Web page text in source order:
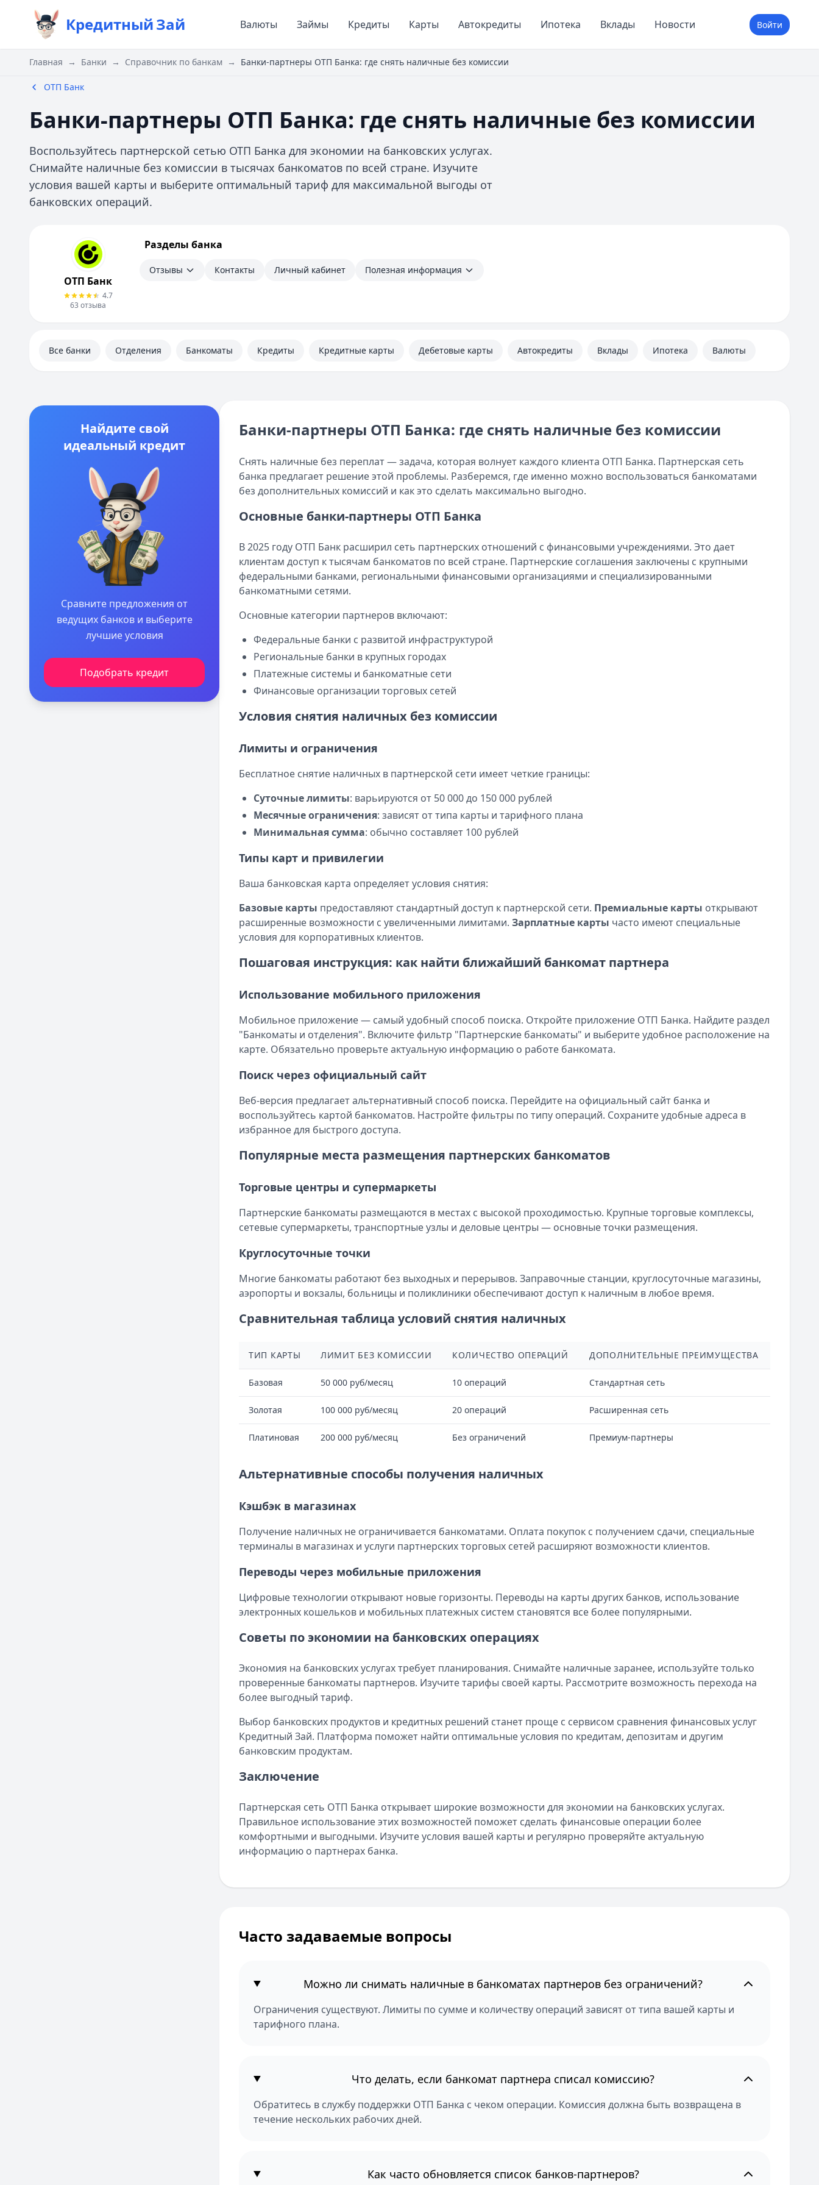
КредитныйЗай Валюты Займы Кредиты Карты Автокредиты Ипотека Вклады Новости Войти
Главная → Банки → Справочник по банкам → Банки-партнеры ОТП Банка: где снять наличные без комиссии
ОТП Банк
Банки-партнеры ОТП Банка: где снять наличные без комиссии
Воспользуйтесь партнерской сетью ОТП Банка для экономии на банковских услугах.
Снимайте наличные без комиссии в тысячах банкоматов по всей стране. Изучите
условия вашей карты и выберите оптимальный тариф для максимальной выгоды от
банковских операций.
Личный кабинет
Полезная информация
ОТП Банк
4.7
63 отзыва
Разделы банка
Отзывы Контакты Личный кабинет Полезная информация
Все банки Отделения Банкоматы Кредиты Кредитные карты Дебетовые карты Автокредиты Вклады Ипотека Валюты
Найдите свой
идеальный кредит
Сравните предложения от
ведущих банков и выберите
лучшие условия
Подобрать кредит
Банки-партнеры ОТП Банка: где снять наличные без комиссии
Снять наличные без переплат — задача, которая волнует каждого клиента ОТП Банка. Партнерская сеть
банка предлагает решение этой проблемы. Разберемся, где именно можно воспользоваться банкоматами
без дополнительных комиссий и как это сделать максимально выгодно.
Основные банки-партнеры ОТП Банка
В 2025 году ОТП Банк расширил сеть партнерских отношений с финансовыми учреждениями. Это дает
клиентам доступ к тысячам банкоматов по всей стране. Партнерские соглашения заключены с крупными
федеральными банками, региональными финансовыми организациями и специализированными
банкоматными сетями.
Основные категории партнеров включают:
Федеральные банки с развитой инфраструктурой
Региональные банки в крупных городах
Платежные системы и банкоматные сети
Финансовые организации торговых сетей
Условия снятия наличных без комиссии
Лимиты и ограничения
Бесплатное снятие наличных в партнерской сети имеет четкие границы:
Суточные лимиты: варьируются от 50 000 до 150 000 рублей
Месячные ограничения: зависят от типа карты и тарифного плана
Минимальная сумма: обычно составляет 100 рублей
Типы карт и привилегии
Ваша банковская карта определяет условия снятия:
Базовые карты предоставляют стандартный доступ к партнерской сети. Премиальные карты открывают
расширенные возможности с увеличенными лимитами. Зарплатные карты часто имеют специальные
условия для корпоративных клиентов.
Пошаговая инструкция: как найти ближайший банкомат партнера
Использование мобильного приложения
Мобильное приложение — самый удобный способ поиска. Откройте приложение ОТП Банка. Найдите раздел
"Банкоматы и отделения". Включите фильтр "Партнерские банкоматы" и выберите удобное расположение на
карте. Обязательно проверьте актуальную информацию о работе банкомата.
Поиск через официальный сайт
Веб-версия предлагает альтернативный способ поиска. Перейдите на официальный сайт банка и
воспользуйтесь картой банкоматов. Настройте фильтры по типу операций. Сохраните удобные адреса в
избранное для быстрого доступа.
Популярные места размещения партнерских банкоматов
Торговые центры и супермаркеты
Партнерские банкоматы размещаются в местах с высокой проходимостью. Крупные торговые комплексы,
сетевые супермаркеты, транспортные узлы и деловые центры — основные точки размещения.
Круглосуточные точки
Многие банкоматы работают без выходных и перерывов. Заправочные станции, круглосуточные магазины,
аэропорты и вокзалы, больницы и поликлиники обеспечивают доступ к наличным в любое время.
Сравнительная таблица условий снятия наличных
ТИП КАРТЫ ЛИМИТ БЕЗ КОМИССИИ КОЛИЧЕСТВО ОПЕРАЦИЙ ДОПОЛНИТЕЛЬНЫЕ ПРЕИМУЩЕСТВА
Базовая 50 000 руб/месяц 10 операций Стандартная сеть
Золотая 100 000 руб/месяц 20 операций Расширенная сеть
Платиновая 200 000 руб/месяц Без ограничений Премиум-партнеры
Альтернативные способы получения наличных
Кэшбэк в магазинах
Получение наличных не ограничивается банкоматами. Оплата покупок с получением сдачи, специальные
терминалы в магазинах и услуги партнерских торговых сетей расширяют возможности клиентов.
Переводы через мобильные приложения
Цифровые технологии открывают новые горизонты. Переводы на карты других банков, использование
электронных кошельков и мобильных платежных систем становятся все более популярными.
Советы по экономии на банковских операциях
Экономия на банковских услугах требует планирования. Снимайте наличные заранее, используйте только
проверенные банкоматы партнеров. Изучите тарифы своей карты. Рассмотрите возможность перехода на
более выгодный тариф.
Выбор банковских продуктов и кредитных решений станет проще с сервисом сравнения финансовых услуг
Кредитный Зай. Платформа поможет найти оптимальные условия по кредитам, депозитам и другим
банковским продуктам.
Заключение
Партнерская сеть ОТП Банка открывает широкие возможности для экономии на банковских услугах.
Правильное использование этих возможностей поможет сделать финансовые операции более
комфортными и выгодными. Изучите условия вашей карты и регулярно проверяйте актуальную
информацию о партнерах банка.
Часто задаваемые вопросы
Можно ли снимать наличные в банкоматах партнеров без ограничений?
Ограничения существуют. Лимиты по сумме и количеству операций зависят от типа вашей карты и
тарифного плана.
Что делать, если банкомат партнера списал комиссию?
Обратитесь в службу поддержки ОТП Банка с чеком операции. Комиссия должна быть возвращена в
течение нескольких рабочих дней.
Как часто обновляется список банков-партнеров?